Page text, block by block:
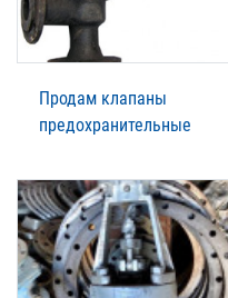
Продам клапаны
предохранительные